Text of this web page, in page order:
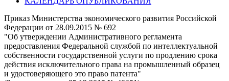
Приказ Министерства экономического развития Российской
Федерации от 28.09.2015 № 692
"Об утверждении Административного регламента
предоставления Федеральной службой по интеллектуальной
собственности государственной услуги по продлению срока
действия исключительного права на промышленный образец
и удостоверяющего это право патента"